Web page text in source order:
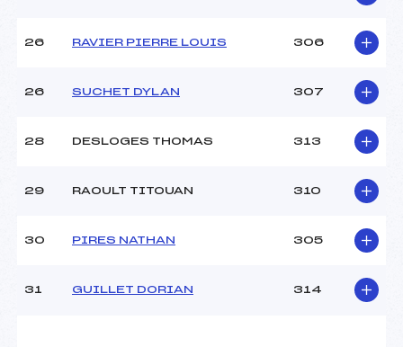
26 RAVIER PIERRE LOUIS 306
26 SUCHET DYLAN 307
28 DESLOGES THOMAS 313
29 RAOULT TITOUAN 310
30 PIRES NATHAN 305
31 GUILLET DORIAN 314